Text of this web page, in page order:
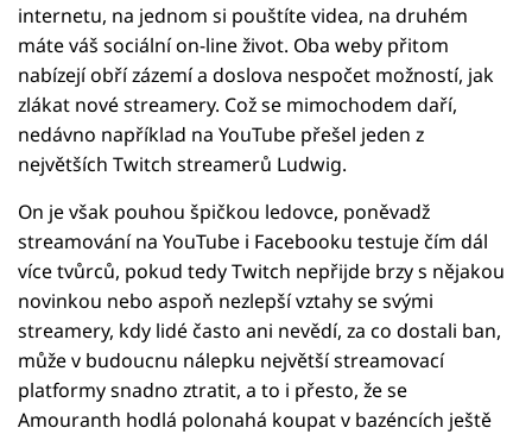
internetu, na jednom si pouštíte videa, na druhém
máte váš sociální on-line život. Oba weby přitom
nabízejí obří zázemí a doslova nespočet možností, jak
zlákat nové streamery. Což se mimochodem daří,
nedávno například na YouTube přešel jeden z
největších Twitch streamerů Ludwig.
On je však pouhou špičkou ledovce, poněvadž
streamování na YouTube i Facebooku testuje čím dál
více tvůrců, pokud tedy Twitch nepřijde brzy s nějakou
novinkou nebo aspoň nezlepší vztahy se svými
streamery, kdy lidé často ani nevědí, za co dostali ban,
může v budoucnu nálepku největší streamovací
platformy snadno ztratit, a to i přesto, že se
Amouranth hodlá polonahá koupat v bazéncích ještě